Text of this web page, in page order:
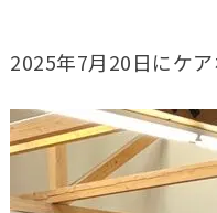
2025年7月20日にケ